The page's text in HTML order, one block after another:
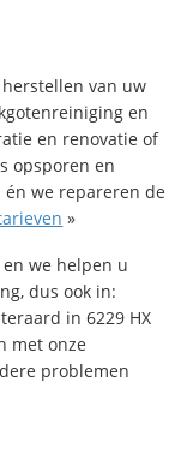
van uw
en
en renovatie of
opsporen en
we repareren de
»
en we helpen u
dus ook in:
in 6229 HX
met onze
problemen